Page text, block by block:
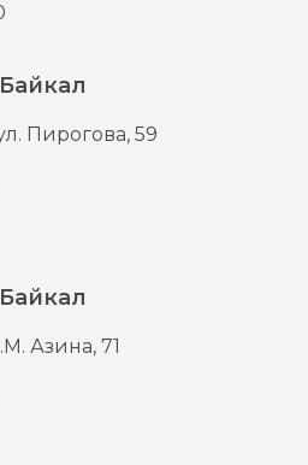
Пирогова, 59
Азина, 71